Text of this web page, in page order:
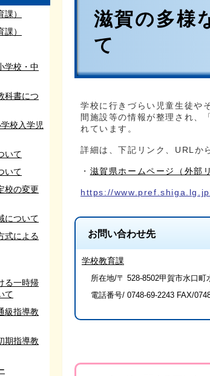
）
）
学校・中
科書につ
校入学児
いて
いて
校の変更
について
式による
る一時帰
て
級指導教
期指導教
滋賀の多様
て
学校に行きづらい児童生徒や
間施設等の情報が整理され、
れています。
詳細は、下記リンク、URLか
・ 滋賀県ホームページ（外部
https://
お問い合わせ先
学校教育課
所在地/〒 528-8502甲賀市水口町
電話番号/ 0748-69-2243 FAX/